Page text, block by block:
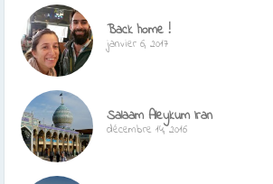
Back home !
janvier 6, 2017
Salaam Aleykum Iran
décembre 14, 2016